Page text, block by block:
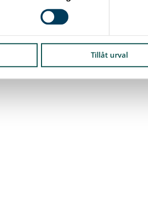
Tillåt urval